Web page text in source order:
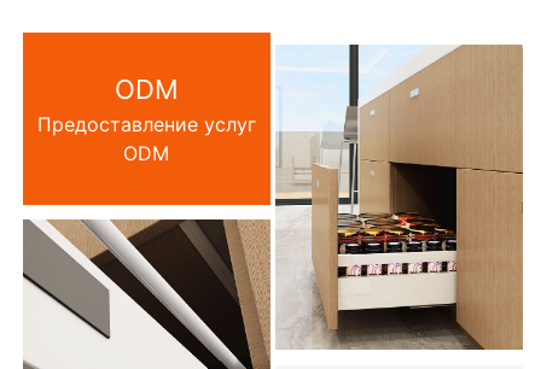
ODM
Предоставление услуг
ODM